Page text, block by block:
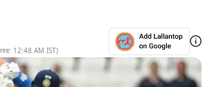
12:48 AM IST)